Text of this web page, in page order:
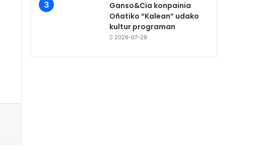
Ganso&Cia konpainia
Oñatiko “Kalean” udako
kultur programan
2026-07-29